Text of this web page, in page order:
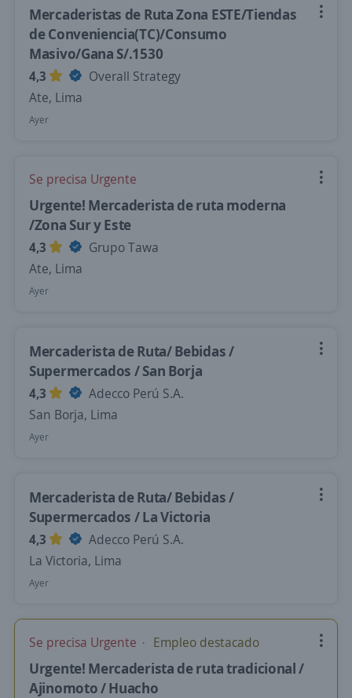
Mercaderistas de Ruta Zona ESTE/Tiendas
de Conveniencia(TC)/Consumo
Masivo/Gana S/.1530
4,3
Overall Strategy
Ate, Lima
Ayer
Se precisa Urgente
Urgente! Mercaderista de ruta moderna
/Zona Sur y Este
4,3
Grupo Tawa
Ate, Lima
Ayer
Mercaderista de Ruta/ Bebidas /
Supermercados / San Borja
4,3
Adecco Perú S.A.
San Borja, Lima
Ayer
Mercaderista de Ruta/ Bebidas /
Supermercados / La Victoria
4,3
Adecco Perú S.A.
La Victoria, Lima
Ayer
Se precisa Urgente Empleo destacado
Urgente! Mercaderista de ruta tradicional /
Ajinomoto / Huacho